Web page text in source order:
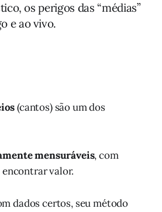
os perigos das “médias”
e ao vivo.
(cantos) são um dos
mensuráveis, com
valor.
dados certos, seu método